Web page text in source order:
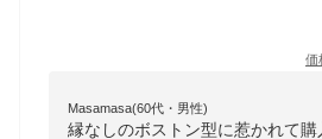
価
Masamasa(60代・男性)
縁なしのボストン型に惹かれて